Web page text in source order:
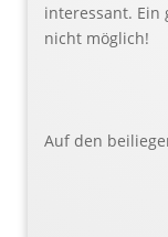
interessant. Ein
nicht möglich!
Auf den